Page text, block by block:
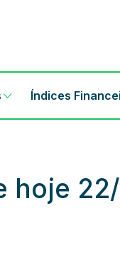
Índices
hoje